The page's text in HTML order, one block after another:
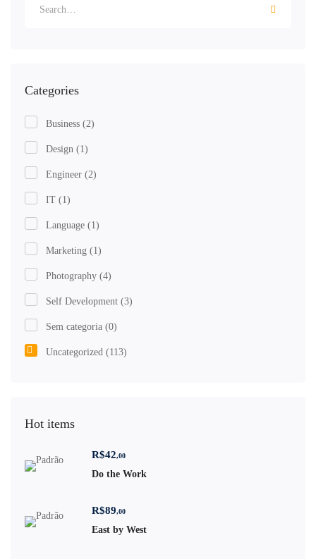
Categories
Business (2)
Design (1)
Engineer (2)
IT (1)
Language (1)
Marketing (1)
Photography (4)
Self Development (3)
Sem categoria (0)
Uncategorized (113)
Hot items
R$42,00
Do the Work
R$89,00
East by West